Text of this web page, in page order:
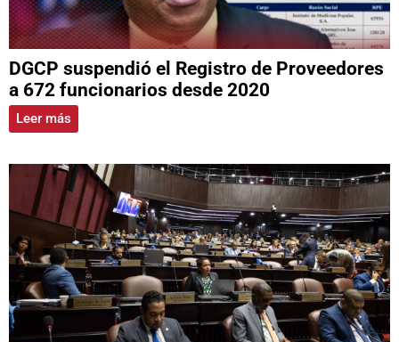
DGCP suspendió el Registro de Proveedores
a 672 funcionarios desde 2020
Leer más